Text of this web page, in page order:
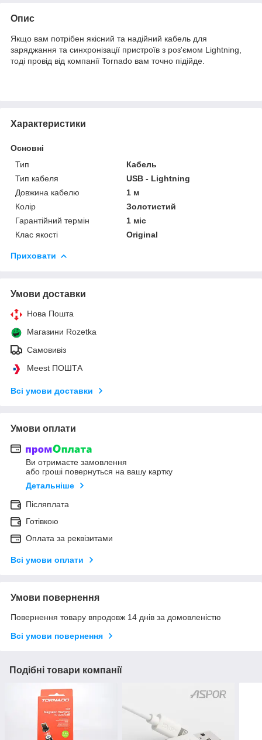
Опис
Якщо вам потрібен якісний та надійний кабель для
заряджання та синхронізації пристроїв з роз'ємом Lightning,
тоді провід від компанії Tornado вам точно підійде.
Характеристики
Основні
Тип
Кабель
Тип кабеля
USB - Lightning
Довжина кабелю
1 м
Колір
Золотистий
Гарантійний термін
1 міс
Клас якості
Original
Приховати
Умови доставки
Нова Пошта
Магазини Rozetka
Самовивіз
Meest ПОШТА
Всі умови доставки
Умови оплати
Ви отримаєте замовлення
або гроші повернуться на вашу картку
Детальніше
Післяплата
Готівкою
Оплата за реквізитами
Всі умови оплати
Умови повернення
Повернення товару впродовж 14 днів за домовленістю
Всі умови повернення
Подібні товари компанії